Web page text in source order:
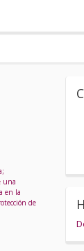
una
en la
de